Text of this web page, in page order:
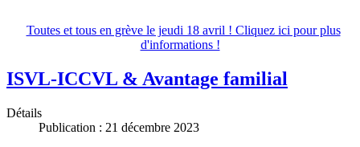
Toutes et tous en grève le jeudi 18 avril ! Cliquez ici pour plus
d'informations !
ISVL-ICCVL & Avantage familial
Détails
Publication : 21 décembre 2023